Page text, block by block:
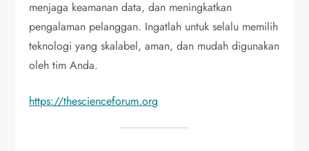
menjaga keamanan data, dan meningkatkan
pengalaman pelanggan. Ingatlah untuk selalu memilih
teknologi yang skalabel, aman, dan mudah digunakan
oleh tim Anda.
https://thescienceforum.org